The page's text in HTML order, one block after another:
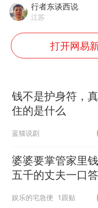
行者东谈西说
江苏
打开网易
钱不是护身符，
住的是什么
蓝猫说剧
婆婆要掌管家里
五千的丈夫一口
娱乐的宅急便 1跟贴